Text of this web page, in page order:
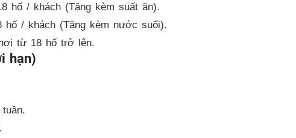
hố / khách (Tặng kèm suất ăn).
hố / khách (Tặng kèm nước suối).
từ 18 hố trở lên.
hạn)